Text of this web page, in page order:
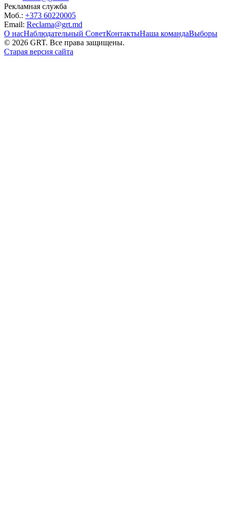
Рекламная служба
Моб.: +373 60220005
Email: Reclama@grt.md
О насНаблюдательный СоветКонтактыНаша командаВыборы
© 2026 GRT. Все права защищены.
Старая версия сайта